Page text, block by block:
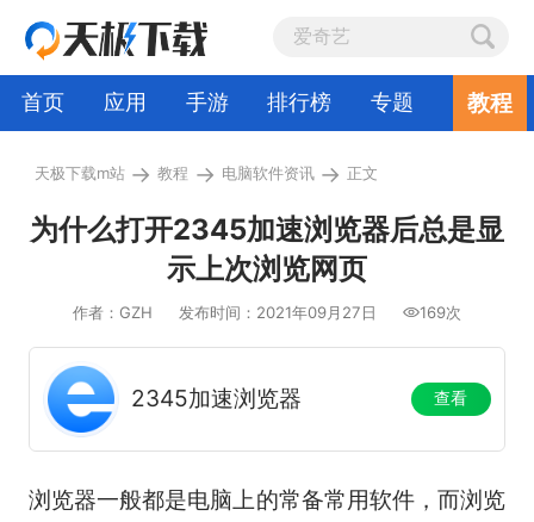
首页 应用 手游 排行榜 专题 教程
天极下载m站 → 教程 → 电脑软件资讯 → 正文
为什么打开2345加速浏览器后总是显
示上次浏览网页
作者：GZH 发布时间：2021年09月27日 169次
2345加速浏览器 查看
浏览器一般都是电脑上的常备常用软件，而浏览